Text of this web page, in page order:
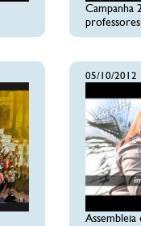
Campanha
professores
05/10/2012